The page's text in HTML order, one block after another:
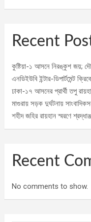
Recent
কুষ্টিয়া-১ আসনে নিরঙ্কুশ জয়;
এনডিইউবি ইন্টার-ডিপার্টমেন্ট
ঢাকা-১৭ আসনের প্রার্থী তপু
মাগুরায় সড়ক দুর্ঘটনায়
শহীদ জহির রায়হান স্মরণে
Recent
No comments to show.